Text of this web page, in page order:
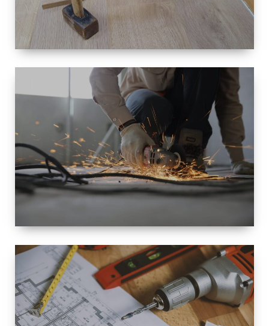
TAILLE
PETITE À
GRANDE
RÉNOVATION
ESPACE
RÉNOVATION
INTÉRIEURE ET
EXTÉRIEURE